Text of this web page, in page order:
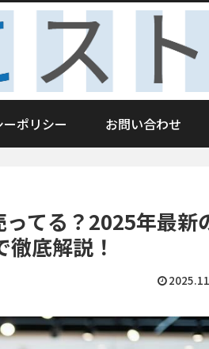
ポリシー お問い合わせ
てる？2025年最新
底解説！